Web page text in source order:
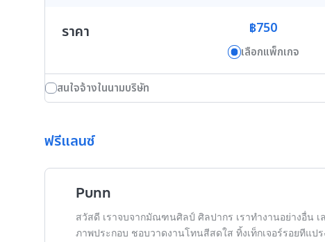
ราคา ฿750
เลือกแพ็กเกจ
สนใจจ้างในนามบริษัท
ฟรีแลนซ์
Punn
สวัสดี เราจบจากมัณฑนศิลป์ ศิลปากร เราทำงานอย่างอื่น
ภาพประกอบ ชอบวาดงานโทนสีสดใส ทิ้งเท็กเจอร์รอยทีแ